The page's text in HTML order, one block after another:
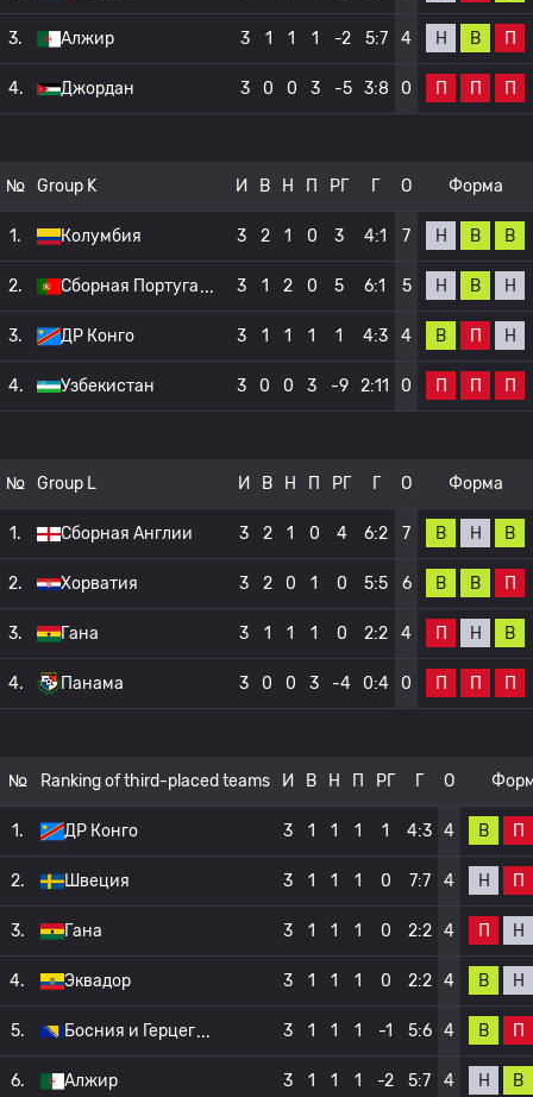
3. Алжир 3 1 1 1 -2 5:7 4 Н В П
4. Джордан 3 0 0 3 -5 3:8 0 П П П
№ Group K И В Н П РГ Г О Форма
1. Колумбия 3 2 1 0 3 4:1 7 Н В В
2. Сборная Португа 3 1 2 0 5 6:1 5 Н В Н
3. ДР Конго 3 1 1 1 1 4:3 4 В П Н
4. Узбекистан 3 0 0 3 -9 2:11 0 П П П
№ Group L И В Н П РГ Г О Форма
1. Сборная Англии 3 2 1 0 4 6:2 7 В Н В
2. Хорватия 3 2 0 1 0 5:5 6 В В П
3. Гана 3 1 1 1 0 2:2 4 П Н В
4. Панама 3 0 0 3 -4 0:4 0 П П П
№ Ranking of third-placed teams И В Н П РГ Г О
1. ДР Конго 3 1 1 1 1 4:3 4 В П
2. Швеция 3 1 1 1 0 7:7 4 Н П
3. Гана 3 1 1 1 0 2:2 4 П Н
4. Эквадор 3 1 1 1 0 2:2 4 В Н
5. Босния и Герцег 3 1 1 1 -1 5:6 4 В П
6. Алжир 3 1 1 1 -2 5:7 4 Н В